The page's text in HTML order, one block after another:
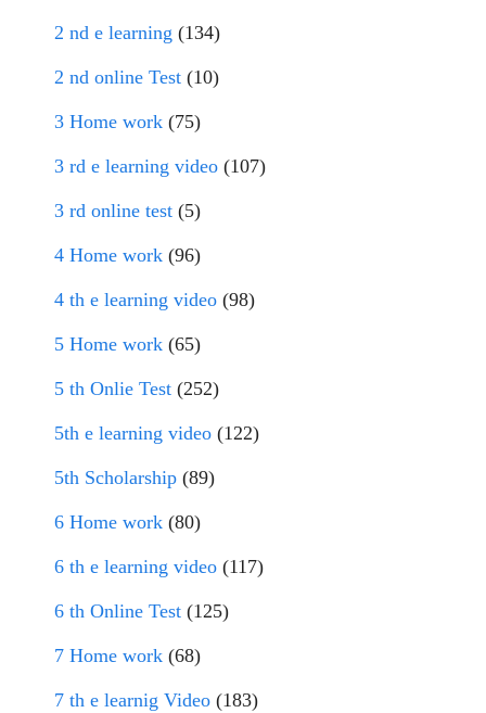
2 nd e learning (134)
2 nd online Test (10)
3 Home work (75)
3 rd e learning video (107)
3 rd online test (5)
4 Home work (96)
4 th e learning video (98)
5 Home work (65)
5 th Onlie Test (252)
5th e learning video (122)
5th Scholarship (89)
6 Home work (80)
6 th e learning video (117)
6 th Online Test (125)
7 Home work (68)
7 th e learnig Video (183)